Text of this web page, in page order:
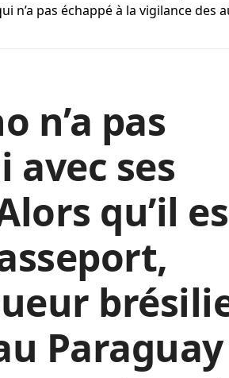
n’a pas échappé à la vigilance des
n’a pas
avec ses
qu’il
Paraguay